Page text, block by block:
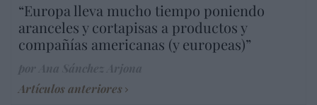
“Europa lleva mucho tiempo poniendo
aranceles y cortapisas a productos y
compañías americanas (y europeas)”
Artículos anteriores